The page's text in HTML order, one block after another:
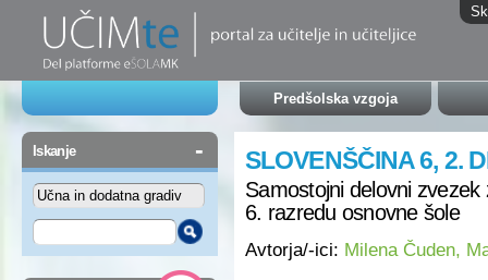
Predšolska vzgoja
Iskanje - SLOVENŠČINA 6, 2.
Samostojni delovni zvezek
6. razredu osnovne šole
Avtorja/-ici: Milena Čuden,